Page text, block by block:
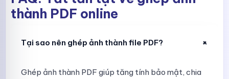
thành PDF online
Tại sao nên ghép ảnh thành file PDF? +
Ghép ảnh thành PDF giúp tăng tính bảo mật, chia